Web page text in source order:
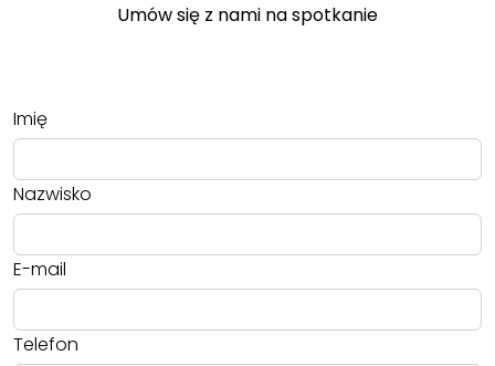
Umów się z nami na spotkanie
Imię
Nazwisko
E-mail
Telefon